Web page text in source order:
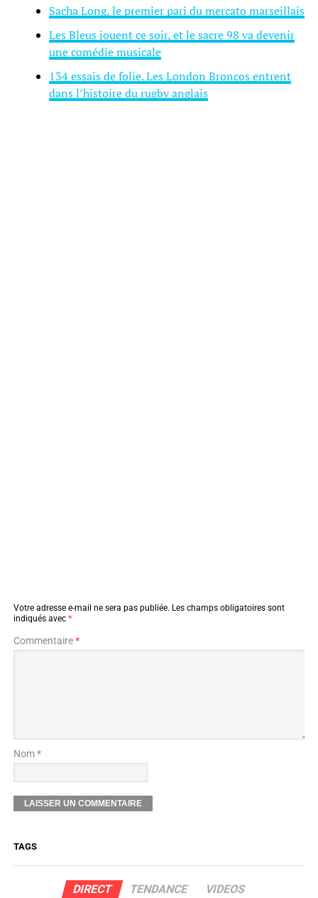
Sacha Long, le premier pari du mercato marseillais
Les Bleus jouent ce soir, et le sacre 98 va devenir
une comédie musicale
134 essais de folie. Les London Broncos entrent
dans l’histoire du rugby anglais
Votre adresse e-mail ne sera pas publiée. Les champs obligatoires sont
indiqués avec *
Commentaire*
Nom *
TAGS
DIRECT TENDANCE VIDEOS